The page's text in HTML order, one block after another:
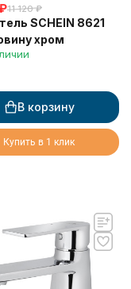
11 120 ₽
SCHEIN 8621
хром
В корзину
Купить в 1 клик